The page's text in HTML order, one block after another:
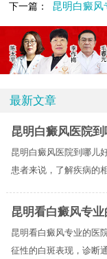
下一篇：
昆明白癜风
最新文章
昆明白癜风医院
昆明白癜风医院到哪儿
患者来说，了解疾病的
昆明看白癜风专
昆明看白癜风专业的医
征性的白斑表现，诊断